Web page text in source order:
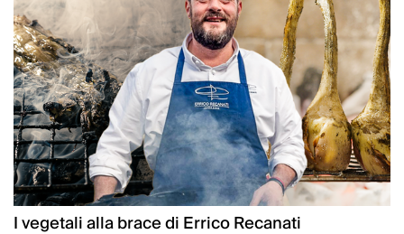
I vegetali alla brace di Errico Recanati